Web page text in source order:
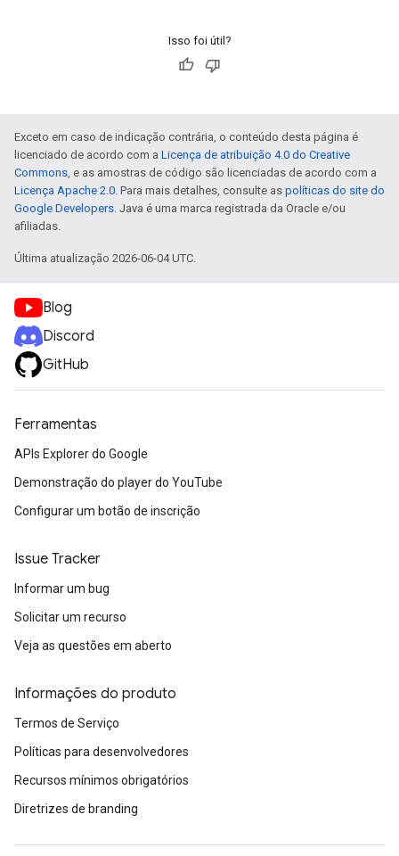
Isso foi útil?
Exceto em caso de indicação contrária, o conteúdo desta página é
licenciado de acordo com a Licença de atribuição 4.0 do Creative
Commons, e as amostras de código são licenciadas de acordo com a
Licença Apache 2.0. Para mais detalhes, consulte as políticas do site do
Google Developers. Java é uma marca registrada da Oracle e/ou
afiliadas.
Última atualização 2026-06-04 UTC.
Blog
Discord
GitHub
Ferramentas
APIs Explorer do Google
Demonstração do player do YouTube
Configurar um botão de inscrição
Issue Tracker
Informar um bug
Solicitar um recurso
Veja as questões em aberto
Informações do produto
Termos de Serviço
Políticas para desenvolvedores
Recursos mínimos obrigatórios
Diretrizes de branding